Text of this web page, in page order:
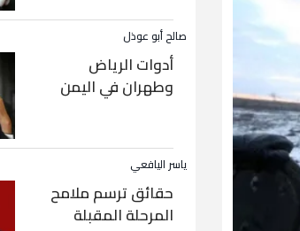
صالح أبو عوذل
أدوات الرياض
وطهران في اليمن
ياسر اليافعي
حقائق ترسم ملامح
المرحلة المقبلة